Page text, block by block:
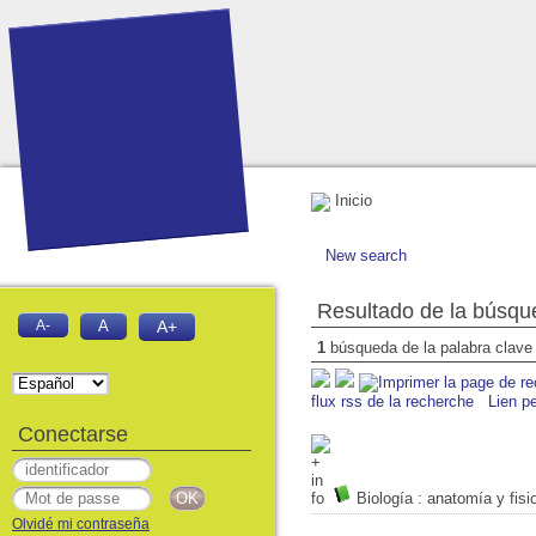
Inicio
New search
Resultado de la
1 búsqueda de la palabra clave
flux rss de la recherche Lien
Biología : anatomía y
A- A A+
Conectarse
Olvidé mi contraseña